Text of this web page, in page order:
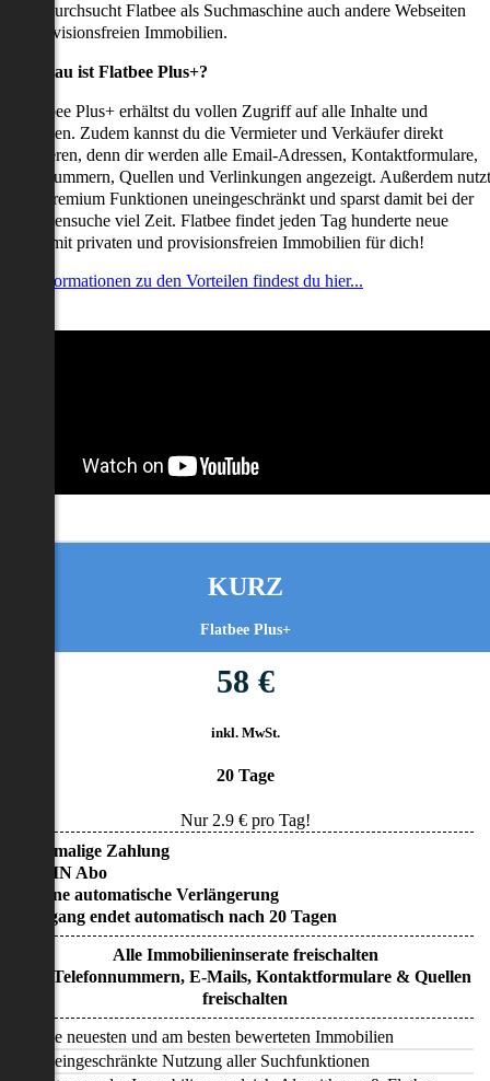
durchsucht Flatbee als Suchmaschine auch andere Webseiten
provisionsfreien Immobilien.
genau ist Flatbee Plus+?
Flatbee Plus+ erhältst du vollen Zugriff auf alle Inhalte und
Zudem kannst du die Vermieter und Verkäufer direkt
denn dir werden alle Email-Adressen, Kontaktformulare,
Quellen und Verlinkungen angezeigt. Außerdem nutzt
alle Premium Funktionen uneingeschränkt und sparst damit bei der
viel Zeit. Flatbee findet jeden Tag hunderte neue
mit privaten und provisionsfreien Immobilien für dich!
Informationen zu den Vorteilen findest du hier...
KURZ
Flatbee Plus+
58 €
inkl. MwSt.
20 Tage
Nur 2.9€ pro Tag!
• Einmalige Zahlung
• KEIN Abo
• Keine automatische Verlängerung
• Zugang endet automatisch nach 20 Tagen
Alle Immobilieninserate freischalten
Alle Telefonnummern, E-Mails, Kontaktformulare & Quellen
freischalten
Alle neuesten und am besten bewerteten Immobilien
Uneingeschränkte Nutzung aller Suchfunktionen